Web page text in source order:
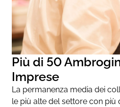
Più di 50
Imprese
La permanenza media dei
le più alte del settore con più